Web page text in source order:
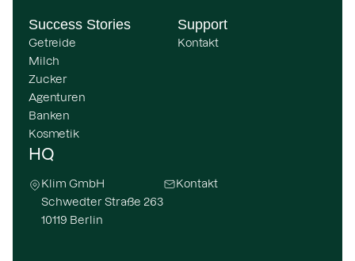
Success Stories
Getreide
Milch
Zucker
Agenturen
Banken
Kosmetik
Support
Kontakt
HQ
Klim GmbH
Schwedter Straße 263
10119 Berlin
Kontakt